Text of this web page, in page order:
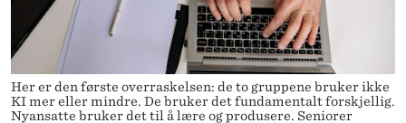
S
E
G
E
N
Y
E
T
Om Bulletin
Her er den første overraskelsen: de to gruppene bruker ikke
KI mer eller mindre. De bruker det fundamentalt forskjellig.
Nyansatte bruker det til å lære og produsere. Seniorer